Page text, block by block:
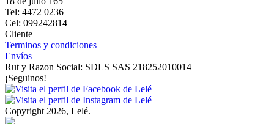
Tel: 4472 0236
Cel: 099242814
Cliente
Terminos y condiciones
Envíos
Rut y Razon Social: SDLS SAS 218252010014
¡Seguinos!
Copyright 2026, Lelé.